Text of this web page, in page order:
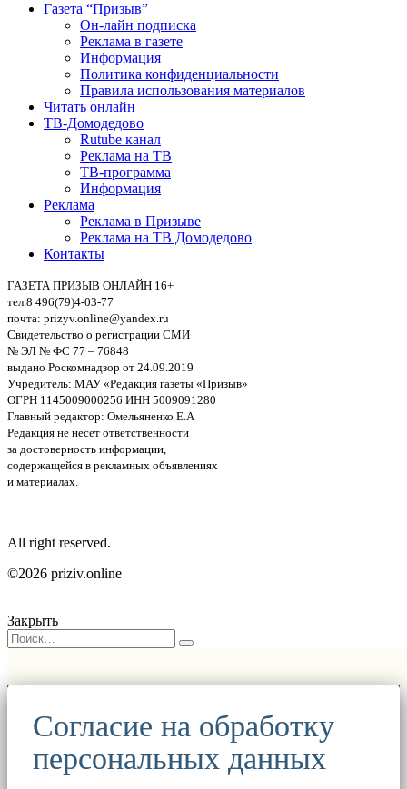
Газета “Призыв”
Он-лайн подписка
Реклама в газете
Информация
Политика конфиденциальности
Правила использования материалов
Читать онлайн
ТВ-Домодедово
Rutube канал
Реклама на ТВ
ТВ-программа
Информация
Реклама
Реклама в Призыве
Реклама на ТВ Домодедово
Контакты
ГАЗЕТА ПРИЗЫВ ОНЛАЙН 16+
тел.8 496(79)4-03-77
почта: prizyv.online@yandex.ru
Свидетельство о регистрации СМИ
№ ЭЛ № ФС 77 – 76848
выдано Роскомнадзор от 24.09.2019
Учредитель: МАУ «Редакция газеты «Призыв»
ОГРН 1145009000256 ИНН 5009091280
Главный редактор: Омельяненко Е.А
Редакция не несет ответственности
за достоверность информации,
содержащейся в рекламных объявлениях
и материалах.
All right reserved.
©2026 priziv.online
Закрыть
Согласие на обработку
персональных данных